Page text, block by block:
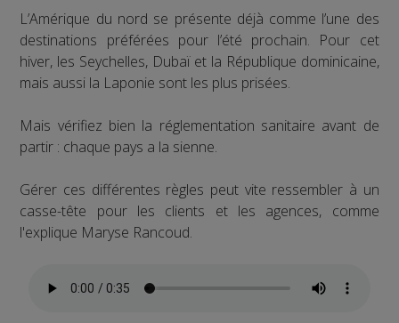
L’Amérique du nord se présente déjà comme l’une des
destinations préférées pour l’été prochain. Pour cet
hiver, les Seychelles, Dubaï et la République dominicaine,
mais aussi la Laponie sont les plus prisées.
Mais vérifiez bien la réglementation sanitaire avant de
partir : chaque pays a la sienne.
Gérer ces différentes règles peut vite ressembler à un
casse-tête pour les clients et les agences, comme
l'explique Maryse Rancoud.